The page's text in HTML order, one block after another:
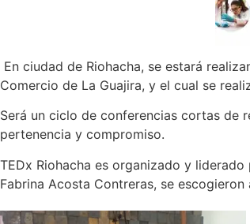
En ciudad de Riohacha, se estará
Comercio de La Guajira, y el cual se
Será un ciclo de conferencias cortas de
pertenencia y compromiso.
TEDx Riohacha es organizado y
Fabrina Acosta Contreras, se